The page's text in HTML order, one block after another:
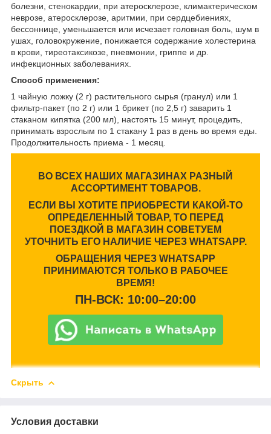
болезни, стенокардии, при атеросклерозе, климактерическом
неврозе, атеросклерозе, аритмии, при сердцебиениях,
бессоннице, уменьшается или исчезает головная боль, шум в
ушах, головокружение, понижается содержание холестерина
в крови, тиреотаксикозе, пневмонии, гриппе и др.
инфекционных заболеваниях.
Способ применения:
1 чайную ложку (2 г) растительного сырья (гранул) или 1
фильтр-пакет (по 2 г) или 1 брикет (по 2,5 г) заварить 1
стаканом кипятка (200 мл), настоять 15 минут, процедить,
принимать взрослым по 1 стакану 1 раз в день во время еды.
Продолжительность приема - 1 месяц.
ВО ВСЕХ НАШИХ МАГАЗИНАХ РАЗНЫЙ
АССОРТИМЕНТ ТОВАРОВ.
ЕСЛИ ВЫ ХОТИТЕ ПРИОБРЕСТИ КАКОЙ-ТО
ОПРЕДЕЛЕННЫЙ ТОВАР, ТО ПЕРЕД
ПОЕЗДКОЙ В МАГАЗИН СОВЕТУЕМ
УТОЧНИТЬ ЕГО НАЛИЧИЕ ЧЕРЕЗ WHATSAPP.
ОБРАЩЕНИЯ ЧЕРЕЗ WHATSAPP
ПРИНИМАЮТСЯ ТОЛЬКО В РАБОЧЕЕ
ВРЕМЯ!
ПН-ВСК: 10:00–20:00
Скрыть
Условия доставки